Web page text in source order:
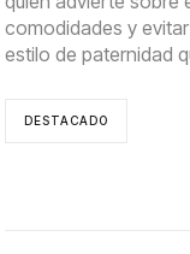
comodidades y
estilo de paternidad
DESTACADO